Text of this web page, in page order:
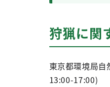
狩猟に関
東京都環境局
13:00-17:00)